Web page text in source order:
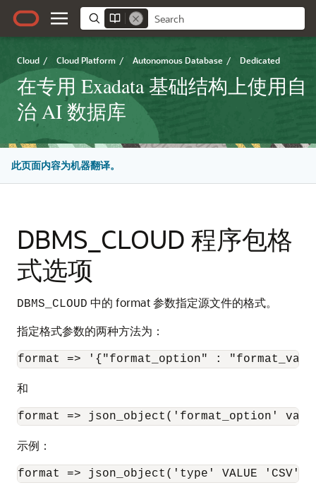
Cloud / Cloud Platform / Autonomous Database / Dedicated
在专用 Exadata 基础结构上使用自
治 AI 数据库
此页面内容为机器翻译。
DBMS_CLOUD 程序包格
式选项
DBMS_CLOUD 中的 format 参数指定源文件的格式。
指定格式参数的两种方法为：
format => '{"format_option" :
和
format => json_object('format_option'
示例：
format => json_object('type' VALUE 'CSV')